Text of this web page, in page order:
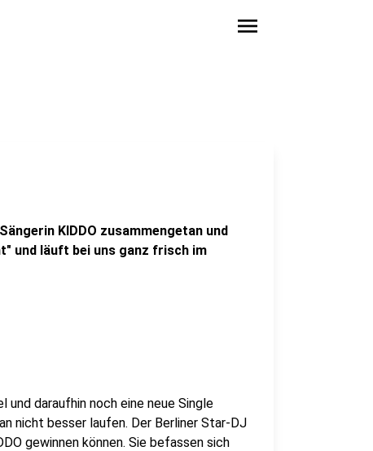
menu
KIDDO zusammengetan und
und läuft bei uns ganz frisch im
und daraufhin noch eine neue Single
nicht besser laufen. Der Berliner Star-DJ
gewinnen können. Sie befassen sich